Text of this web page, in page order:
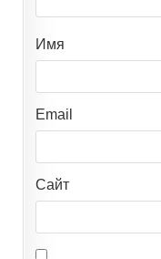
Имя
Email
Сайт